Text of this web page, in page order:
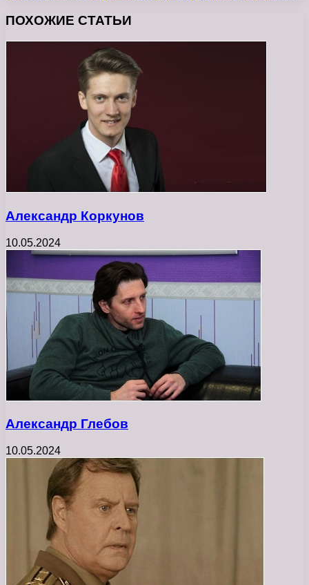
ПОХОЖИЕ СТАТЬИ
Александр Коркунов
10.05.2024
Александр Глебов
10.05.2024